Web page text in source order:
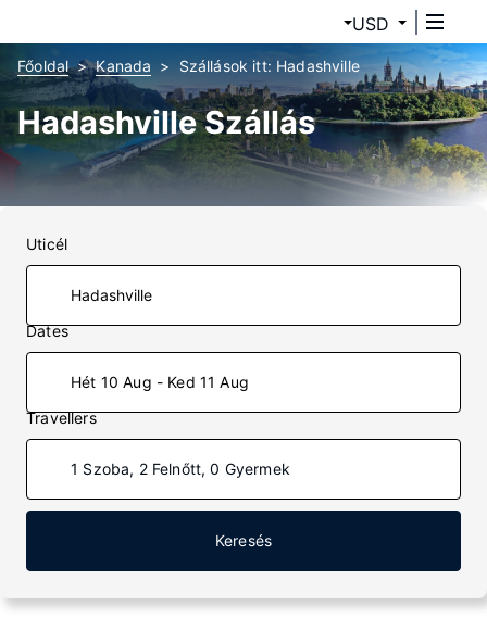
USD
Főoldal Kanada Szállások itt: Hadashville
Hadashville Szállás
Uticél
Dates
Hét 10 Aug - Ked 11 Aug
Travellers
1 Szoba, 2 Felnőtt, 0 Gyermek
Keresés